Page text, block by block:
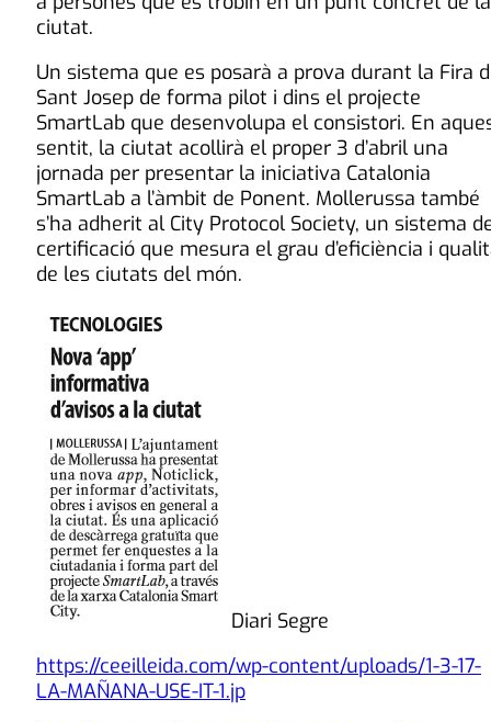
ciutat.
Un sistema que es posarà a prova durant la Fira
Sant Josep de forma pilot i dins el projecte
SmartLab que desenvolupa el consistori. En
sentit, la ciutat acollirà el proper 3 d’abril una
jornada per presentar la iniciativa Catalonia
SmartLab a l’àmbit de Ponent. Mollerussa també
s’ha adherit al City Protocol Society, un sistema
certificació que mesura el grau d’eficiència i
de les ciutats del món.
Diari Segre
https://ceeilleida.com/wp-content/uploads/1-3-17-
LA-MAÑANA-USE-IT-1.jp